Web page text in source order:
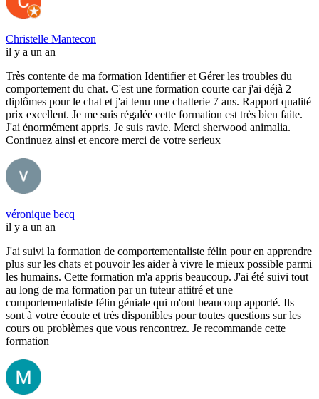
Christelle Mantecon
il y a un an
Très contente de ma formation Identifier et Gérer les troubles du
comportement du chat. C'est une formation courte car j'ai déjà 2
diplômes pour le chat et j'ai tenu une chatterie 7 ans. Rapport qualité
prix excellent. Je me suis régalée cette formation est très bien faite.
J'ai énormément appris. Je suis ravie. Merci sherwood animalia.
Continuez ainsi et encore merci de votre serieux
véronique becq
il y a un an
J'ai suivi la formation de comportementaliste félin pour en apprendre
plus sur les chats et pouvoir les aider à vivre le mieux possible parmi
les humains. Cette formation m'a appris beaucoup. J'ai été suivi tout
au long de ma formation par un tuteur attitré et une
comportementaliste félin géniale qui m'ont beaucoup apporté. Ils
sont à votre écoute et très disponibles pour toutes questions sur les
cours ou problèmes que vous rencontrez. Je recommande cette
formation